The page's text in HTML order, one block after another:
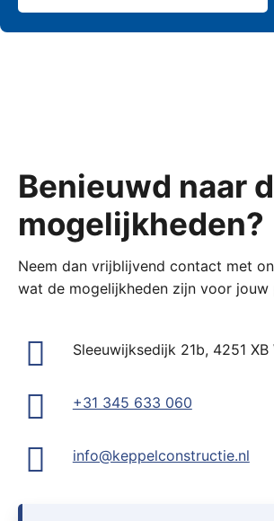
Benieuwd naar
mogelijkheden?
Neem dan vrijblijvend contact met
wat de mogelijkheden zijn voor jouw
Sleeuwijksedijk 21b, 4251 XB
+31 345 633 060
info@keppelconstructie.nl